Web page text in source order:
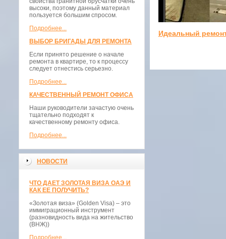
высоки, поэтому данный материал
пользуется большим спросом.
Подробнее...
ВЫБОР БРИГАДЫ ДЛЯ РЕМОНТА
Если принято решение о начале
ремонта в квартире, то к процессу
следует отнестись серьезно.
Подробнее...
КАЧЕСТВЕННЫЙ РЕМОНТ ОФИСА
Наши руководители зачастую очень
тщательно подходят к
качественному ремонту офиса.
Подробнее...
НОВОСТИ
ЧТО ДАЕТ ЗОЛОТАЯ ВИЗА ОАЭ И
КАК ЕЕ ПОЛУЧИТЬ?
«Золотая виза» (Golden Visa) – это
иммиграционный инструмент
(разновидность вида на жительство
(ВНЖ))
Подробнее...
Идеальный